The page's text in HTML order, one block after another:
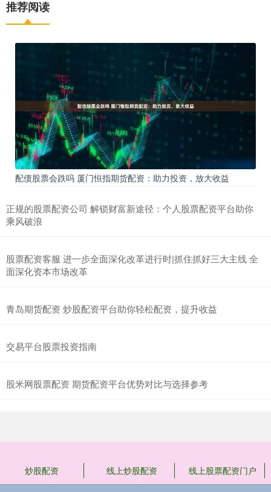
推荐阅读
配债股票会跌吗 厦门恒指期货配资：助力投资，放大收益
正规的股票配资公司 解锁财富新途径：个人股票配资平台助你
乘风破浪
股票配资客服 进一步全面深化改革进行时|抓住抓好三大主线 全
面深化资本市场改革
青岛期货配资 炒股配资平台助你轻松配资，提升收益
交易平台股票投资指南
股米网股票配资 期货配资平台优势对比与选择参考
炒股配资 线上炒股配资 线上股票配资门户